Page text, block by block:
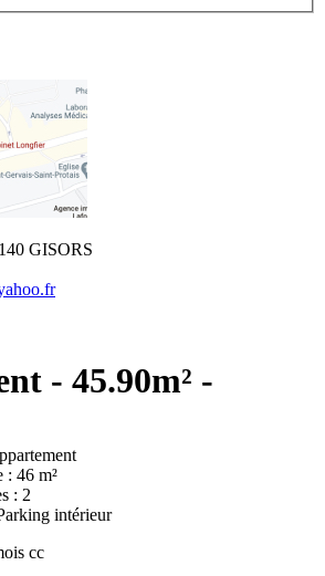
GISORS
- 45.90m² -
: 46 m²
: 2
intérieur
cc